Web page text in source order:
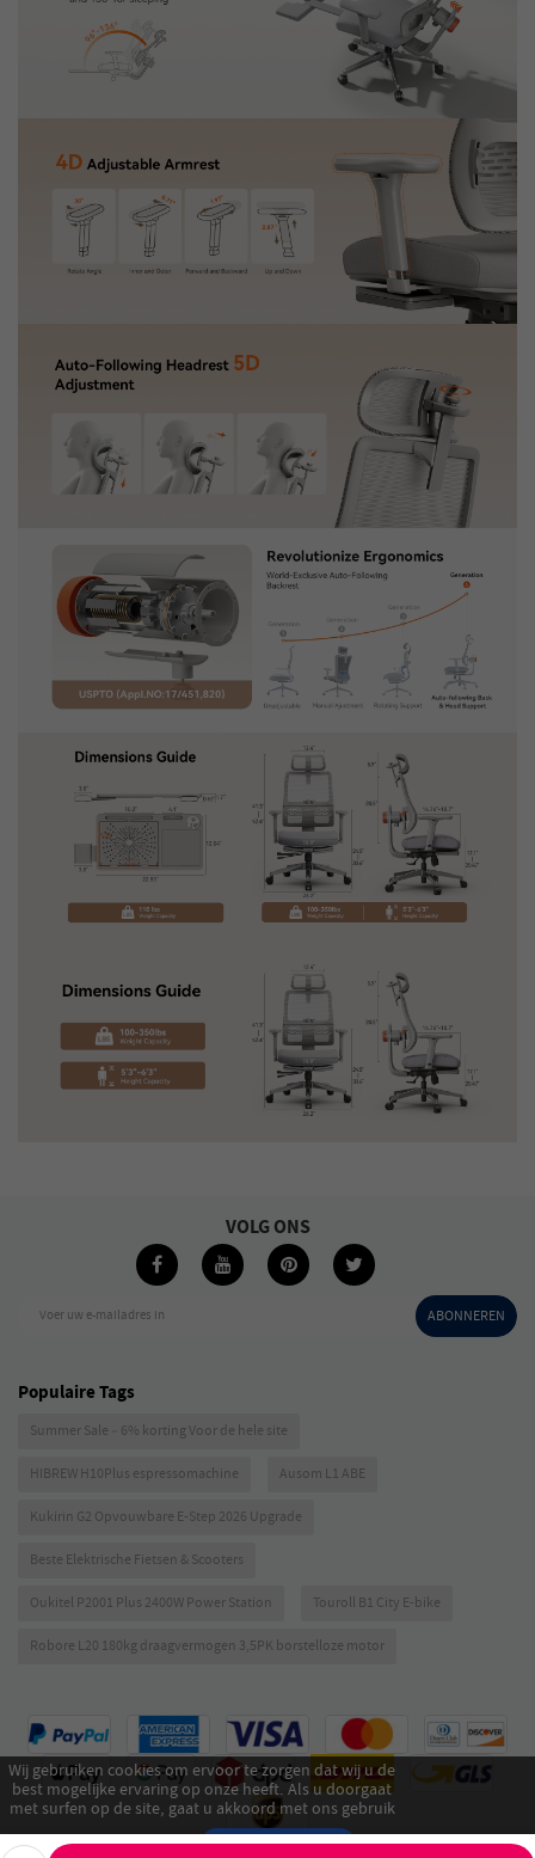
Voer uw e-mailadres in ABONNEREN
VOLG ONS
Wij gebruiken cookies om ervoor te zorgen dat wij u de
best mogelijke ervaring op onze heeft. Als u doorgaat
met surfen op de site, gaat u akkoord met ons gebruik
van cookies.
Akkoord
Populaire Tags
Summer Sale – 6% korting Voor de hele site
HIBREW H10Plus espressomachine Ausom L1 ABE
Kukirin G2 Opvouwbare E-Step 2026 Upgrade
Beste Elektrische Fietsen & Scooters
Oukitel P2001 Plus 2400W Power Station Touroll B1 City E-bike
Robore L20 180kg draagvermogen 3,5PK borstelloze motor